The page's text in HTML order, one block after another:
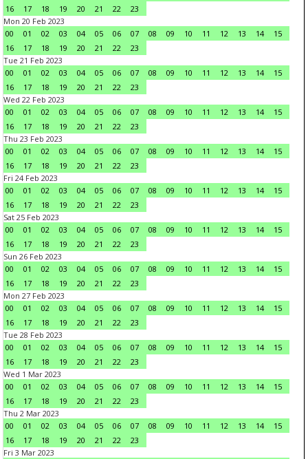
16
17 18 19 20 21 22
23
Mon 20 Feb 2023
00
01 02 03 04 05 06 07 08 09 10 11 12 13 14
15
16
17 18 19 20 21 22
23
Tue 21 Feb 2023
00
01 02 03 04 05 06 07 08 09 10 11 12 13 14
15
16
17 18 19 20 21 22
23
Wed 22 Feb 2023
00
01 02 03 04 05 06 07 08 09 10 11 12 13 14
15
16
17 18 19 20 21 22
23
Thu 23 Feb 2023
00
01 02 03 04 05 06 07 08 09 10 11 12 13 14
15
16
17 18 19 20 21 22
23
Fri 24 Feb 2023
00
01 02 03 04 05 06 07 08 09 10 11 12 13 14
15
16
17 18 19 20 21 22
23
Sat 25 Feb 2023
00
01 02 03 04 05 06 07 08 09 10 11 12 13 14
15
16
17 18 19 20 21 22
23
Sun 26 Feb 2023
00
01 02 03 04 05 06 07 08 09 10 11 12 13 14
15
16
17 18 19 20 21 22
23
Mon 27 Feb 2023
00
01 02 03 04 05 06 07 08 09 10 11 12 13 14
15
16
17 18 19 20 21 22
23
Tue 28 Feb 2023
00
01 02 03 04 05 06 07 08 09 10 11 12 13 14
15
16
17 18 19 20 21 22
23
Wed 1 Mar 2023
00
01 02 03 04 05 06 07 08 09 10 11 12 13 14
15
16
17 18 19 20 21 22
23
Thu 2 Mar 2023
00
01 02 03 04 05 06 07 08 09 10 11 12 13 14
15
16
17 18 19 20 21 22
23
Fri 3 Mar 2023